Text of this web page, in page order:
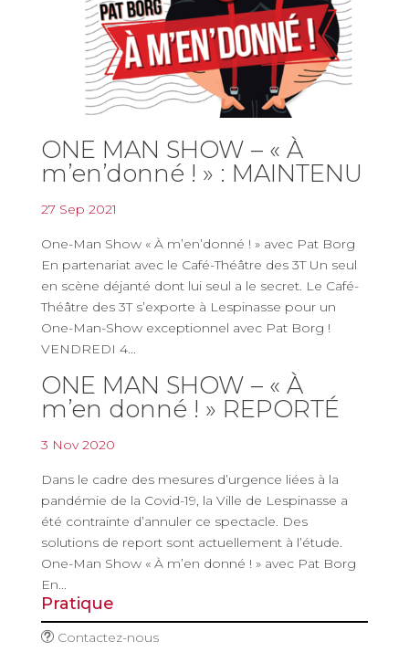
ONE MAN SHOW – « À
m’en’donné ! » : MAINTENU
27 Sep 2021
One-Man Show « À m’en’donné ! » avec Pat Borg
En partenariat avec le Café-Théâtre des 3T Un seul
en scène déjanté dont lui seul a le secret. Le Café-
Théâtre des 3T s’exporte à Lespinasse pour un
One-Man-Show exceptionnel avec Pat Borg !
VENDREDI 4...
ONE MAN SHOW – « À
m’en donné ! » REPORTÉ
3 Nov 2020
Dans le cadre des mesures d’urgence liées à la
pandémie de la Covid-19, la Ville de Lespinasse a
été contrainte d’annuler ce spectacle. Des
solutions de report sont actuellement à l’étude.
One-Man Show « À m’en donné ! » avec Pat Borg
En...
Pratique
Contactez-nous